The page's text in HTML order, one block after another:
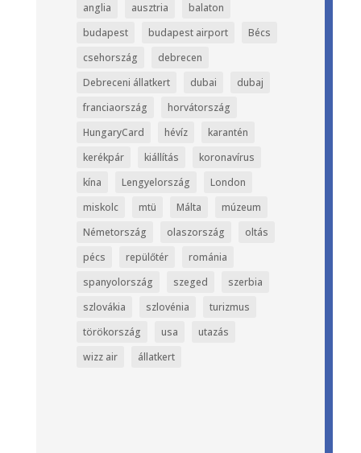
anglia
ausztria
balaton
budapest
budapest airport
Bécs
csehország
debrecen
Debreceni állatkert
dubai
dubaj
franciaország
horvátország
HungaryCard
hévíz
karantén
kerékpár
kiállítás
koronavírus
kína
Lengyelország
London
miskolc
mtü Málta
múzeum
Németország
olaszország
oltás
pécs
repülőtér
románia
spanyolország
szeged
szerbia
szlovákia
szlovénia
turizmus
törökország
usa
utazás
wizz air
állatkert